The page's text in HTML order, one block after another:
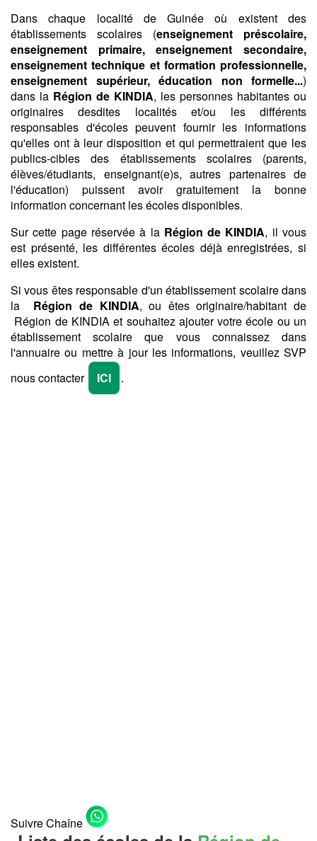
Dans chaque localité de Guinée où existent des
établissements scolaires (enseignement préscolaire,
enseignement primaire, enseignement secondaire,
enseignement technique et formation professionnelle,
enseignement supérieur, éducation non formelle...)
dans la Région de KINDIA, les personnes habitantes ou
originaires desdites localités et/ou les différents
responsables d'écoles peuvent fournir les informations
qu'elles ont à leur disposition et qui permettraient que les
publics-cibles des établissements scolaires (parents,
élèves/étudiants, enseignant(e)s, autres partenaires de
l'éducation) puissent avoir gratuitement la bonne
information concernant les écoles disponibles.
Sur cette page réservée à la Région de KINDIA, il vous
est présenté, les différentes écoles déjà enregistrées, si
elles existent.
Si vous êtes responsable d'un établissement scolaire dans
la Région de KINDIA, ou êtes originaire/habitant de
Région de KINDIA et souhaitez ajouter votre école ou un
établissement scolaire que vous connaissez dans
l'annuaire ou mettre à jour les informations, veuillez SVP
nous contacter
ICI .
Suivre Chaîne